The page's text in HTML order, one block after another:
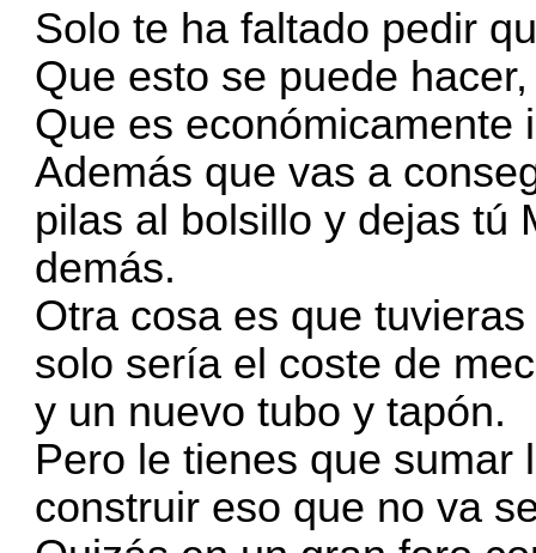
Solo te ha faltado pedir
Que esto se puede
Que es económicamente
Además que vas a
pilas al bolsillo y dejas tú
demás.
Otra cosa es que
solo sería el coste de
y un nuevo tubo y tapón.
Pero le tienes que
construir eso que no va